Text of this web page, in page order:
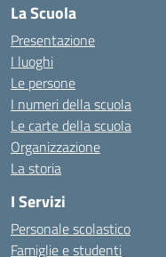
La Scuola
Presentazione
I luoghi
Le persone
I numeri della scuola
Le carte della scuola
Organizzazione
La storia
I Servizi
Personale scolastico
Famiglie e studenti